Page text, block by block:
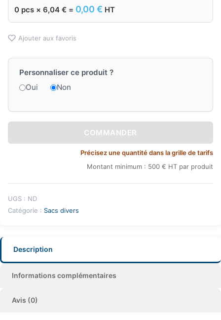
0 pcs × 6,04 € = 0,00 € HT
Ajouter aux favoris
Personnaliser ce produit ?
Oui
Non
COMMANDER
Précisez une quantité dans la grille de tarifs
Montant minimum : 500 € HT par produit
UGS : ND
Catégorie : Sacs divers
Description
Informations complémentaires
Avis (0)